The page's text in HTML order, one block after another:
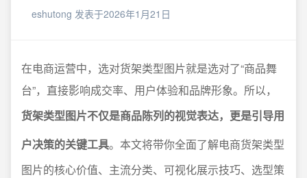
eshutong 发表于2026年1月21日
在电商运营中，选对货架类型图片就是选对了“商品舞
台”，直接影响成交率、用户体验和品牌形象。所以，
货架类型图片不仅是商品陈列的视觉表达，更是引导用
户决策的关键工具。本文将带你全面了解电商货架类型
图片的核心价值、主流分类、可视化展示技巧、选型策